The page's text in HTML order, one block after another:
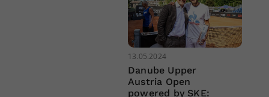
13.05.2024
Danube Upper
Austria Open
powered by SKE: